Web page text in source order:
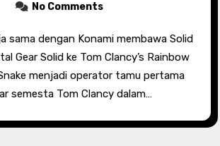
No Comments
Gear Solid ke Tom Clancy’s Rainbow
menjadi operator tamu pertama
semesta Tom Clancy dalam…